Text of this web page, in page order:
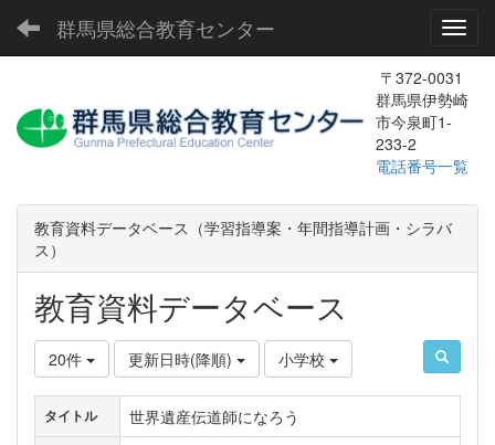
群馬県総合教育センター
〒372-0031
群馬県伊勢崎
市今泉町1-
233-2
電話番号一覧
教育資料データベース（学習指導案・年間指導計画・シラバ
ス）
教育資料データベース
20件 更新日時(降順) 小学校
タイトル 世界遺産伝道師になろう